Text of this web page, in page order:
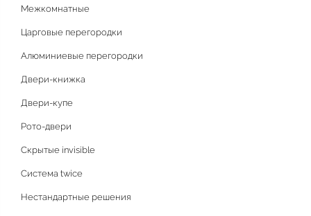
Межкомнатные
Царговые перегородки
Алюминиевые перегородки
Двери-книжка
Двери-купе
Рото-двери
Скрытые invisible
Система twice
Нестандартные решения